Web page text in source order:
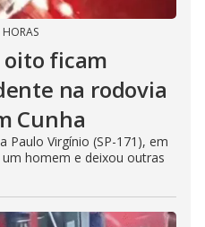
oito ficam
na rodovia
Cunha
Paulo Virgínio (SP-171), em
homem e deixou outras